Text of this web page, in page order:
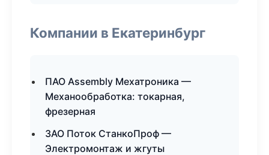
Компании в Екатеринбург
ПАО Assembly Мехатроника —
Механообработка: токарная,
фрезерная
ЗАО Поток СтанкоПроф —
Электромонтаж и жгуты